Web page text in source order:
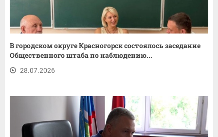
В городском округе Красногорск состоялось заседание
Общественного штаба по наблюдению...
28.07.2026